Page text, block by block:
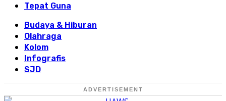
Tepat Guna
Budaya & Hiburan
Olahraga
Kolom
Infografis
SJD
ADVERTISEMENT